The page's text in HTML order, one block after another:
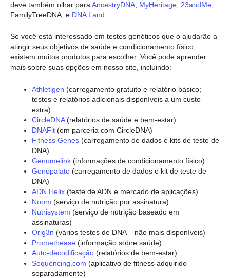
deve também olhar para AncestryDNA MyHeritage 23andMe
FamilyTreeDNA, e DNA Land
Se você está interessado em testes genéticos que o ajudarão a
atingir seus objetivos de saúde e condicionamento físico,
existem muitos produtos para escolher. Você pode aprender
mais sobre suas opções em nosso site, incluindo:
Athletigen (carregamento gratuito e relatório básico;
testes e relatórios adicionais disponíveis a um custo
extra)
CircleDNA(relatórios de saúde e bem-estar)
DNAFit (em parceria com CircleDNA)
Fitness Genes (carregamento de dados e kits de teste de
DNA)
Genomelink (informações de condicionamento físico)
Genopalato (carregamento de dados e kit de teste de
DNA)
ADN Helix (teste de ADN e mercado de aplicações)
Noom (serviço de nutrição por assinatura)
Nutrisystem (serviço de nutrição baseado em
assinaturas)
Orig3n (vários testes de DNA – não mais disponíveis)
Promethease (informação sobre saúde)
Auto-decodificação (relatórios de bem-estar)
Sequencing.com (aplicativo de fitness adquirido
separadamente)